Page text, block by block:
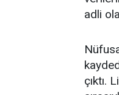
adli
çıktı.